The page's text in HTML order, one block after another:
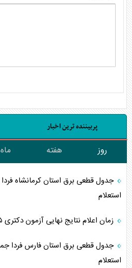
پربیننده ترین اخبار
روز هفته ماه
استعلام
زمان اعلام نتایج نهایی آزمون دکتری ۱۴۰۵
استعلام